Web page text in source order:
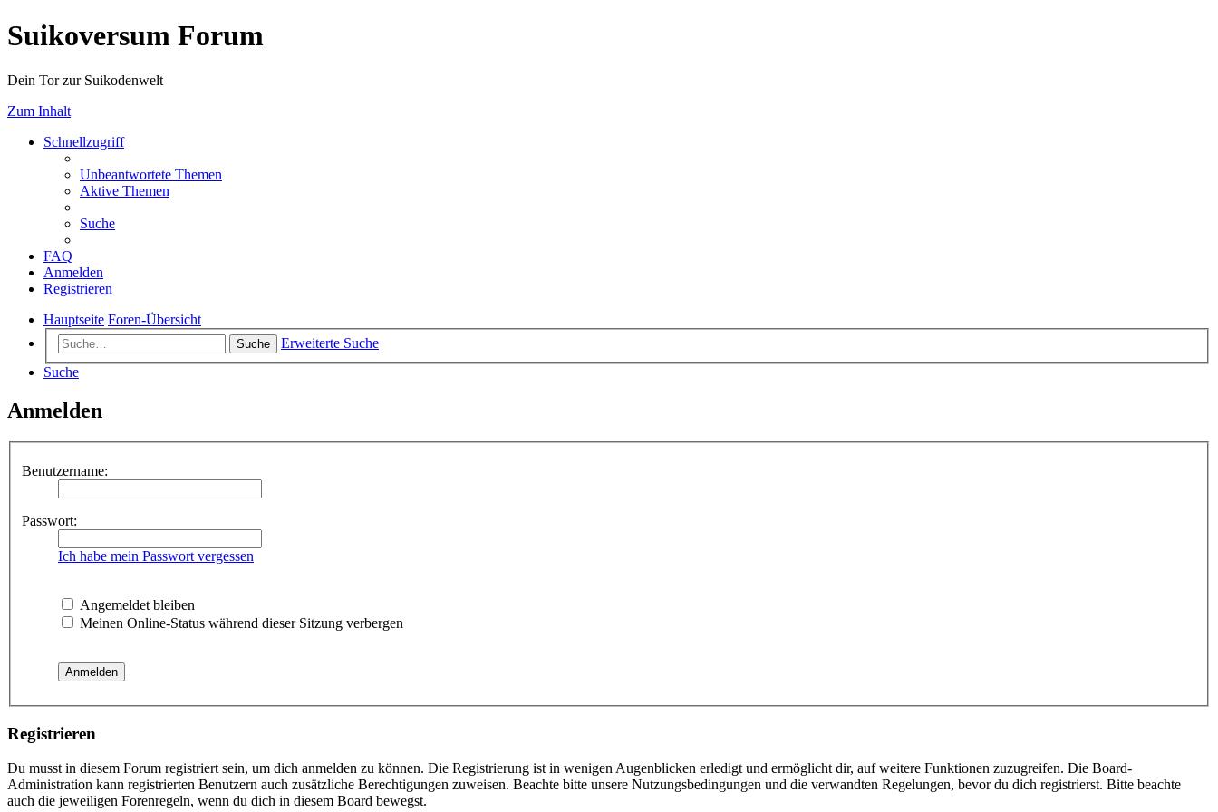
Suikoversum Forum
Dein Tor zur Suikodenwelt
Zum Inhalt
Schnellzugriff
Unbeantwortete Themen
Aktive Themen
Suche
FAQ
Anmelden
Registrieren
Hauptseite Foren-Übersicht
Suche
Erweiterte Suche
Suche
Anmelden
Benutzername:
Passwort:
Ich habe mein Passwort vergessen
Angemeldet bleiben
Meinen Online-Status während dieser Sitzung verbergen
Registrieren
Du musst in diesem Forum registriert sein, um dich anmelden zu können. Die Registrierung ist in wenigen Augenblicken erledigt und ermöglicht dir, auf weitere Funktionen zuzugreifen. Die Board-
Administration kann registrierten Benutzern auch zusätzliche Berechtigungen zuweisen. Beachte bitte unsere Nutzungsbedingungen und die verwandten Regelungen, bevor du dich registrierst. Bitte beachte
auch die jeweiligen Forenregeln, wenn du dich in diesem Board bewegst.